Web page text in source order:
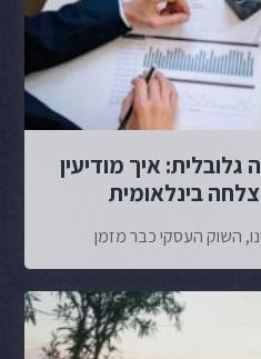
איך מודיעין
בינלאומית
השוק העסקי כבר מזמן